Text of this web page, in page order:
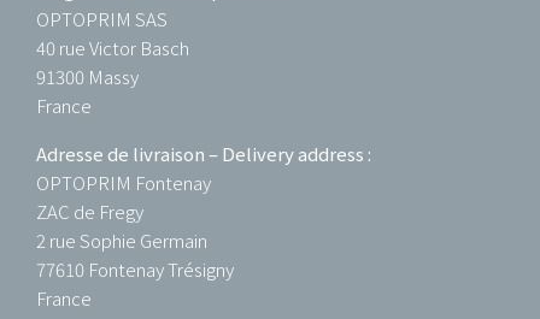
OPTOPRIM SAS
40 rue Victor Basch
91300 Massy
France
Adresse de livraison – Delivery address :
OPTOPRIM Fontenay
ZAC de Fregy
2 rue Sophie Germain
77610 Fontenay Trésigny
France